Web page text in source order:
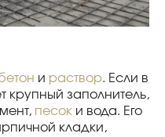
и раствор. Если в
крупный заполнитель,
песок и вода. Его
кладки,